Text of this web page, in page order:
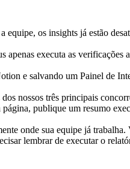
equipe, os insights já estão
executa as verificações
nossos três principais
página, publique um resumo
onde sua equipe já trabalha.
lembrar de executar o